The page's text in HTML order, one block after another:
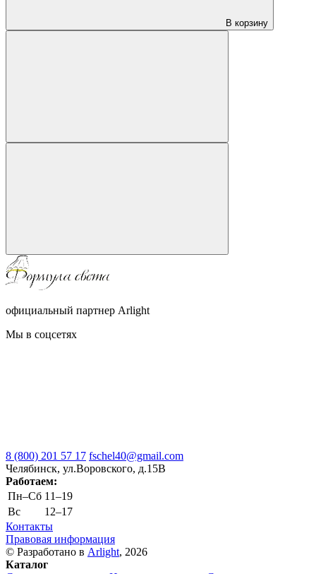
В корзину
официальный партнер Arlight
Мы в соцсетях
8 (800) 201 57 17 fschel40@gmail.com
Челябинск, ул.Воровского, д.15В
Работаем:
Пн–Cб 11–19
Вс
12–17
Контакты
Правовая информация
© Разработано в Arlight, 2026
Каталог